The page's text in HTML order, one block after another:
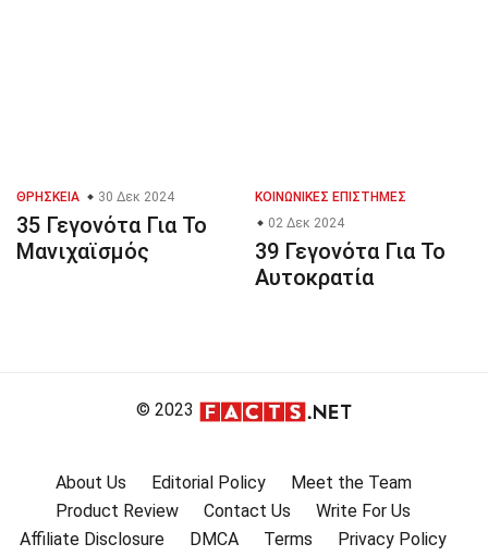
ΘΡΗΣΚΕΊΑ 30 Δεκ 2024
35 Γεγονότα Για Το
Μανιχαϊσμός
ΚΟΙΝΩΝΙΚΈΣ ΕΠΙΣΤΉΜΕΣ
02 Δεκ 2024
39 Γεγονότα Για Το
Αυτοκρατία
© 2023
About Us Editorial Policy
Meet the Team
Product Review
Contact Us
Write For Us
Affiliate Disclosure
DMCA Terms
Privacy Policy